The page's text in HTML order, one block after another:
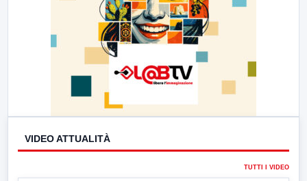
VIDEO ATTUALITÀ
TUTTI I VIDEO